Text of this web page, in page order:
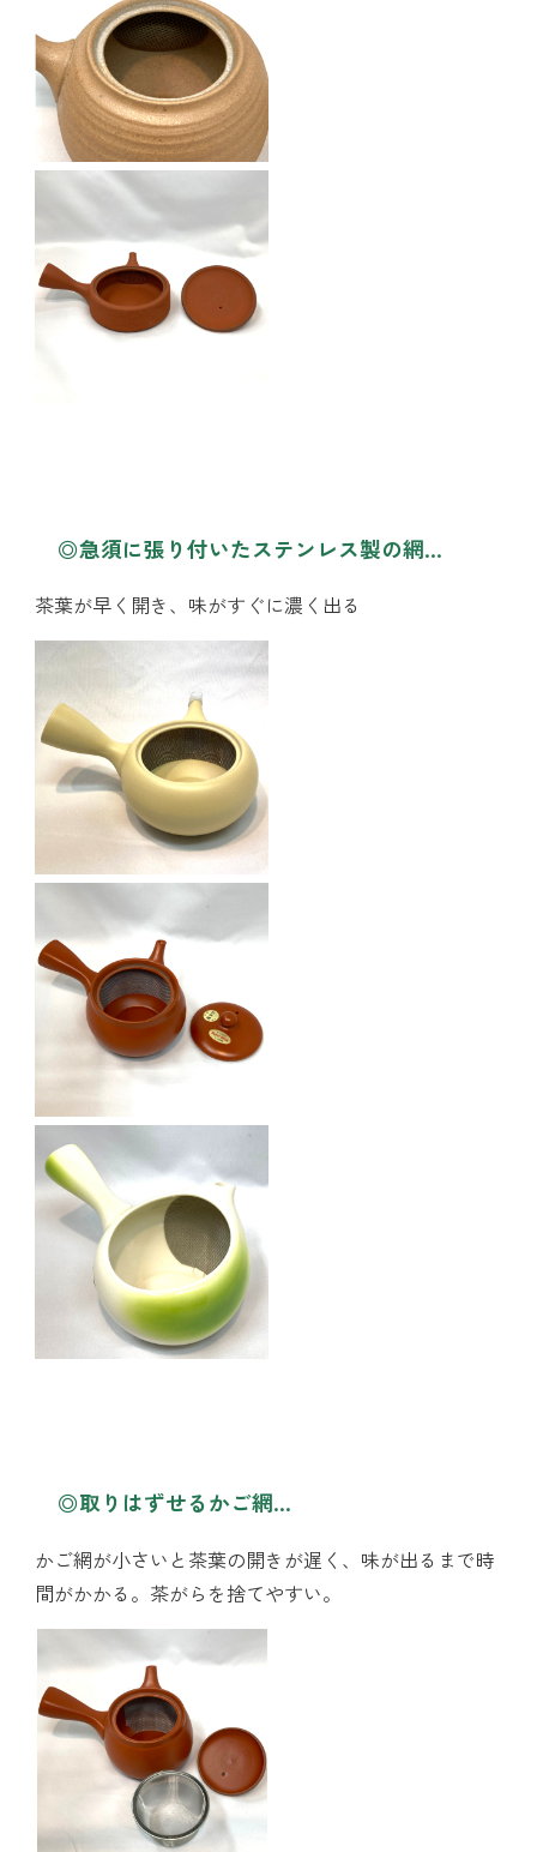
◎急須に張り付いたステンレス製の網…
茶葉が早く開き、味がすぐに濃く出る
◎取りはずせるかご網…
かご網が小さいと茶葉の開きが遅く、味が出るまで時
間がかかる。茶がらを捨てやすい。